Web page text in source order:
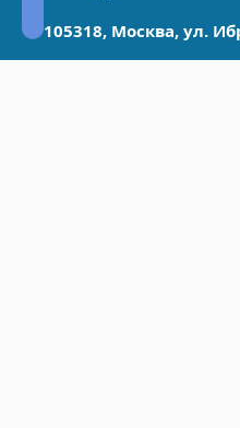
105318, Москва, ул.